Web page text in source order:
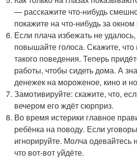
— расскажите что-нибудь
покажите на что-нибудь за
Если плача избежать не
повышайте голоса. Скажите, что
такого поведения. Теперь
работы, чтобы сидеть дома. А
денежек на мороженое, кино и
Замотивируйте: скажите, что,
вечером его ждёт сюрприз.
Во время истерики главное
ребёнка на поводу. Если
игнорируйте. Молча одевайтесь
что вот-вот уйдёте.